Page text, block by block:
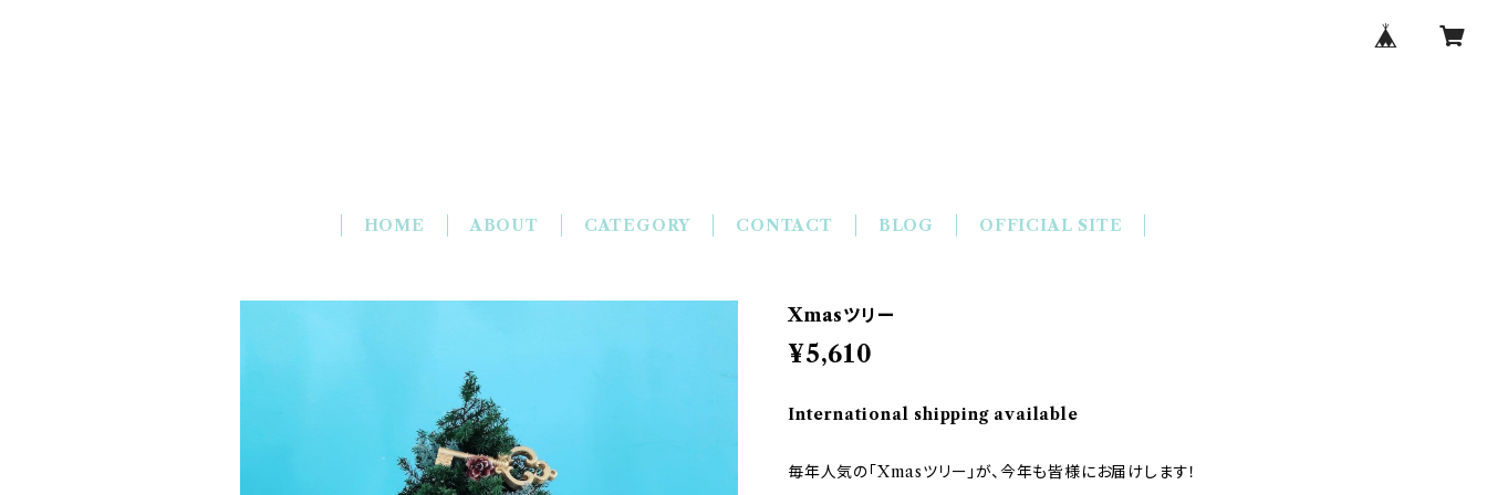
HOME ABOUT CATEGORY CONTACT BLOG OFFICIAL SITE
Xmasツリー
¥5,610
International shipping available
毎年人気の「Xmasツリー」が、今年も皆様にお届けします！